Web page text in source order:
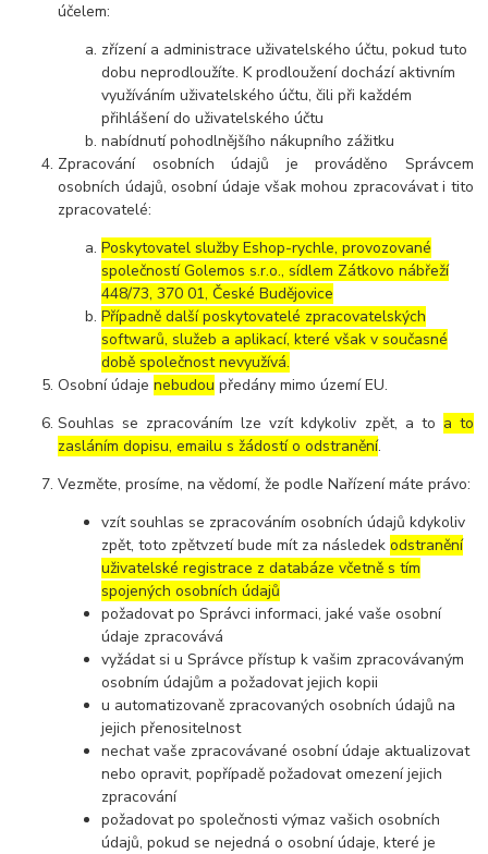
účelem:
zřízení a administrace uživatelského účtu, pokud tuto
dobu neprodloužíte. K prodloužení dochází aktivním
využíváním uživatelského účtu, čili při každém
přihlášení do uživatelského účtu
nabídnutí pohodlnějšího nákupního zážitku
Zpracování osobních údajů je prováděno Správcem
osobních údajů, osobní údaje však mohou zpracovávat i tito
zpracovatelé:
Poskytovatel služby Eshop-rychle, provozované
společností Golemos s.r.o., sídlem Zátkovo nábřeží
448/73, 370 01, České Budějovice
Případně další poskytovatelé zpracovatelských
softwarů, služeb a aplikací, které však v současné
době společnost nevyužívá.
Osobní údajenebudou předány mimo území EU.
Souhlas se zpracováním lze vzít kdykoliv zpět, a to a to
zasláním dopisu, emailu s žádostí o odstranění.
Vezměte, prosíme, na vědomí, že podle Nařízení máte právo:
vzít souhlas se zpracováním osobních údajů kdykoliv
zpět, toto zpětvzetí bude mít za následekodstranění
uživatelské registrace z databáze včetně s tím
spojených osobních údajů
požadovat po Správci informaci, jaké vaše osobní
údaje zpracovává
vyžádat si u Správce přístup k vašim zpracovávaným
osobním údajům a požadovat jejich kopii
u automatizovaně zpracovaných osobních údajů na
jejich přenositelnost
nechat vaše zpracovávané osobní údaje aktualizovat
nebo opravit, popřípadě požadovat omezení jejich
zpracování
požadovat po společnosti výmaz vašich osobních
údajů, pokud se nejedná o osobní údaje, které je